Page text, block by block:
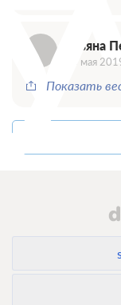
Ульяна
03 мая
Показать